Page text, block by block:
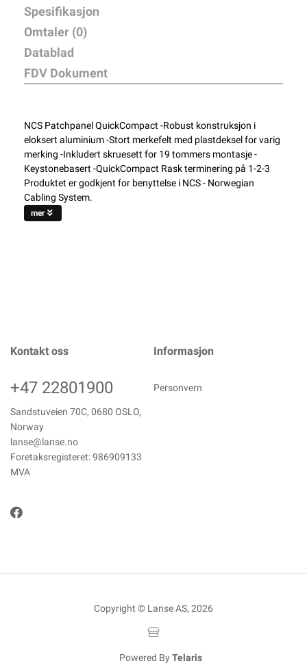
Spesifikasjon
Omtaler (0)
Datablad
FDV Dokument
NCS Patchpanel QuickCompact -Robust konstruksjon i
eloksert aluminium -Stort merkefelt med plastdeksel for varig
merking -Inkludert skruesett for 19 tommers montasje -
Keystonebasert -QuickCompact Rask terminering på 1-2-3
Produktet er godkjent for benyttelse i NCS - Norwegian
Cabling System.
mer
Kontakt oss
+47 22801900
Sandstuveien 70C, 0680 OSLO,
Norway
lanse@lanse.no
Foretaksregisteret: 986909133
MVA
Informasjon
Personvern
Copyright © Lanse AS, 2026
Powered By Telaris